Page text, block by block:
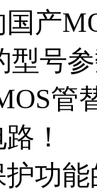
产
型号
管
！
功